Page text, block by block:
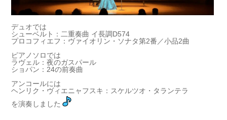
デュオでは
シューベルト：二重奏曲 イ長調D574
プロコフィエフ：ヴァイオリン・ソナタ第2番／小品2曲
ピアノソロでは
ラヴェル：夜のガスパール
ショパン：24の前奏曲
アンコールには
ヘンリク・ヴィエニャフスキ：スケルツオ・タランテラ
を演奏しました